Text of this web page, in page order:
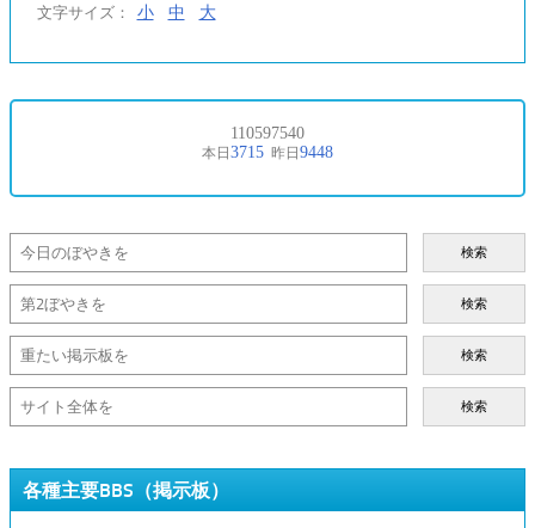
文字サイズ： 小 中 大
検索
検索
検索
検索
各種主要BBS（掲示板）